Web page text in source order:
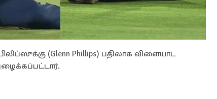
(Glenn Phillips) பதிலாக விளையாட